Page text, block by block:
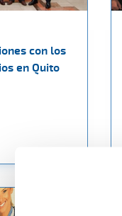
con los
en Quito